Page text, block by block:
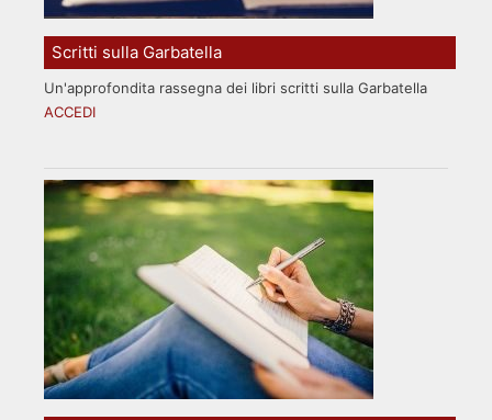
Scritti sulla Garbatella
Un'approfondita rassegna dei libri scritti sulla Garbatella
ACCEDI